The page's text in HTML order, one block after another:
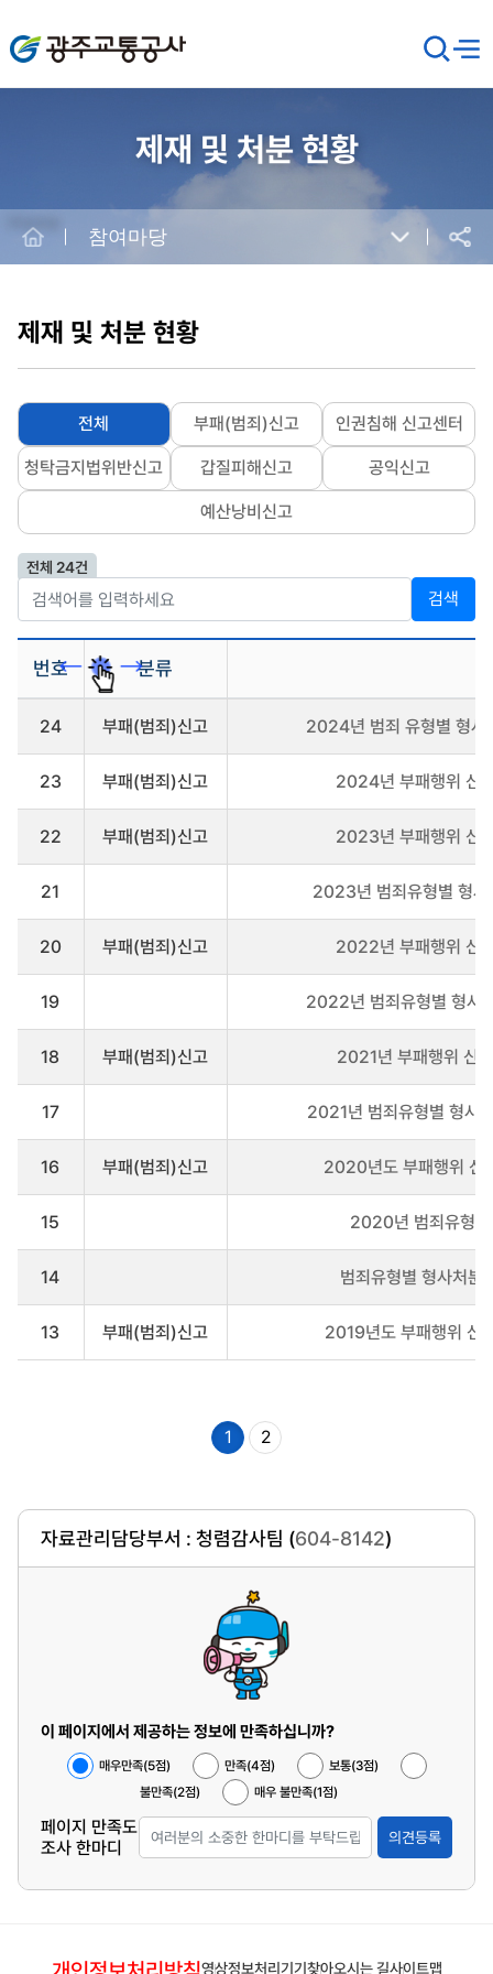
광주교통공사
검
색
창
메뉴
제재 및 처분 현황
공유
참여마당
제재 및 처분 현황
전체 부패(범죄)신고 인권침해 신고센터
청탁금지법위반신고 갑질피해신고 공익신고
예산낭비신고
전체 24건
검색
및
현
을
트
니
번호 분류
24 부패(범죄)신고 2024년 범죄 유형별 형사
23 부패(범죄)신고 2024년 부패행위 신
22 부패(범죄)신고 2023년 부패행위 신
21 2023년 범죄유형별 형사
20 부패(범죄)신고 2022년 부패행위 신
19 2022년 범죄유형별 형사
18 부패(범죄)신고 2021년 부패행위 신
17 2021년 범죄유형별 형사
16 부패(범죄)신고 2020년도 부패행위 신
15 2020년 범죄유형별
14 범죄유형별 형사처분
13 부패(범죄)신고 2019년도 부패행위 신
1 2
자료관리담당부서 : 청렴감사팀 (604-8142)
이 페이지에서 제공하는 정보에 만족하십니까?
매우만족(5점) 만족(4점)
보통(3점)
불만족(2점)
매우 불만족(1점)
페이지 만족도
조사 한마디
의견등록
영상정보처리기기 찾아오시는 길사이트맵